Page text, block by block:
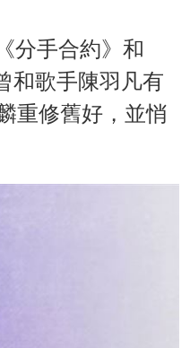
分手合約》和
和歌手陳羽凡有
重修舊好，並悄